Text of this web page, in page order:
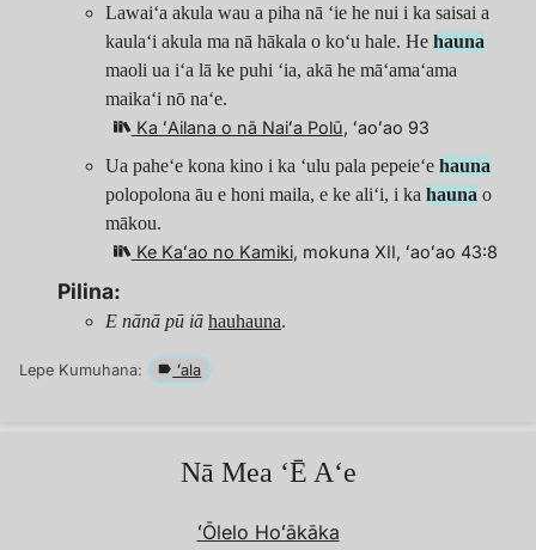
Lawaiʻa akula wau a piha nā ʻie he nui i ka saisai a
kaulaʻi akula ma nā hākala o koʻu hale. He hauna
maoli ua iʻa lā ke puhi ʻia, akā he māʻamaʻama
maikaʻi nō naʻe.
Ka ʻAilana o nā Naiʻa Polū, ʻaoʻao 93
Ua paheʻe kona kino i ka ʻulu pala pepeieʻe hauna
polopolona āu e honi maila, e ke aliʻi, i ka hauna o
mākou.
Ke Kaʻao no Kamiki, mokuna XII, ʻaoʻao 43:8
Pilina:
E nānā pū iā hauhauna.
Lepe Kumuhana: ʻala
Nā Mea ʻĒ Aʻe
ʻŌlelo Hoʻākāka